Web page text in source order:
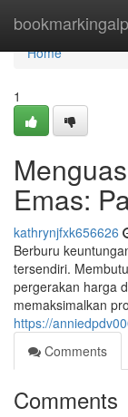
Home
Home
1
Emas:
kathrynjfxk656626
Berburu
tersendiri.
pergerakan harga
memaksimalkan
https://
Comments
Comments